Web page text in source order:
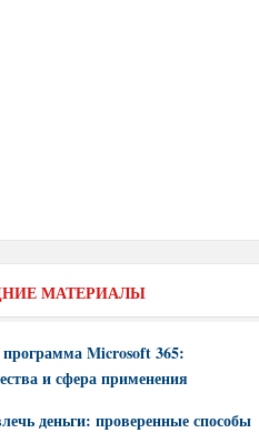
МАТЕРИАЛЫ
Microsoft 365:
и сфера применения
деньги: проверенные способы